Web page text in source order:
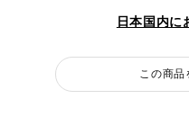
日本国内に
この商品